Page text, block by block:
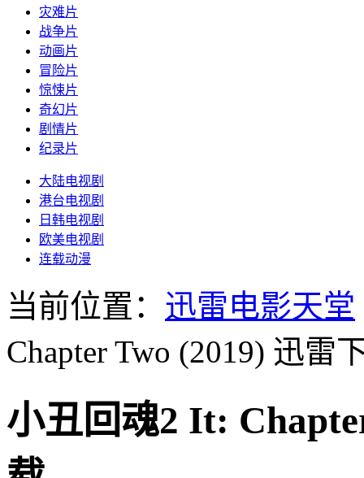
灾难片
战争片
动画片
冒险片
惊悚片
奇幻片
剧情片
纪录片
大陆电视剧
港台电视剧
日韩电视剧
欧美电视剧
连载动漫
当前位置： 迅雷电影天堂
Chapter Two (2019) 迅雷
小丑回魂2 It: